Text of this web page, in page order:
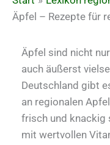
Äpfel – Rezepte für
Äpfel sind nicht
auch äußerst
Deutschland gibt
an regionalen
frisch und knackig
mit wertvollen